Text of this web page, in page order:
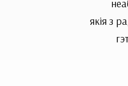
якія з